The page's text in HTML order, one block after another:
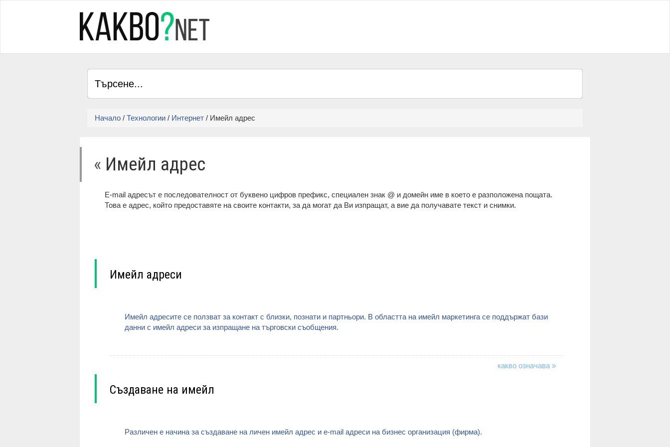
Начало / Технологии / Интернет / Имейл адрес
« Имейл адрес
E-mail адресът е последователност от буквено цифров префикс, специален знак @ и домейн име в което е разположена пощата.
Това е адрес, който предоставяте на своите контакти, за да могат да Ви изпращат, а вие да получавате текст и снимки.
Имейл адреси
Имейл адресите се ползват за контакт с близки, познати и партньори. В областта на имейл маркетинга се поддържат бази
данни с имейл адреси за изпращане на търговски съобщения.
какво означава »
Създаване на имейл
Различен е начина за създаване на личен имейл адрес и e-mail адреси на бизнес организация (фирма).